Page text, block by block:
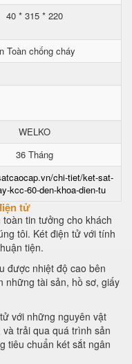
40 * 315 * 220
Toàn chống cháy
WELKO
36 Tháng
chi-tiet/ket-sat-
kcc-60-den-khoa-dien-tu
tử
tin tưởng cho khách
tôi. Két điện tử với tính
tiện.
được nhiệt độ cao bên
những tài sản, hồ sơ, giấy
với những nguyên vật
trải qua quá trình sản
tiêu chuẩn két sắt ngân